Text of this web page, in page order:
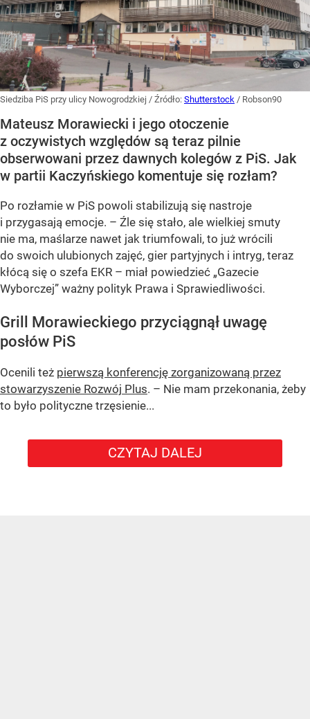
Siedziba PiS przy ulicy Nowogrodzkiej / Źródło: Shutterstock / Robson90
Mateusz Morawiecki i jego otoczenie
z oczywistych względów są teraz pilnie
obserwowani przez dawnych kolegów z PiS. Jak
w partii Kaczyńskiego komentuje się rozłam?
Po rozłamie w PiS powoli stabilizują się nastroje
i przygasają emocje. – Źle się stało, ale wielkiej smuty
nie ma, maślarze nawet jak triumfowali, to już wrócili
do swoich ulubionych zajęć, gier partyjnych i intryg, teraz
kłócą się o szefa EKR – miał powiedzieć „Gazecie
Wyborczej” ważny polityk Prawa i Sprawiedliwości.
Grill Morawieckiego przyciągnął uwagę
posłów PiS
Ocenili też pierwszą konferencję zorganizowaną przez
stowarzyszenie Rozwój Plus. – Nie mam przekonania, żeby
to było polityczne trzęsienie...
CZYTAJ DALEJ